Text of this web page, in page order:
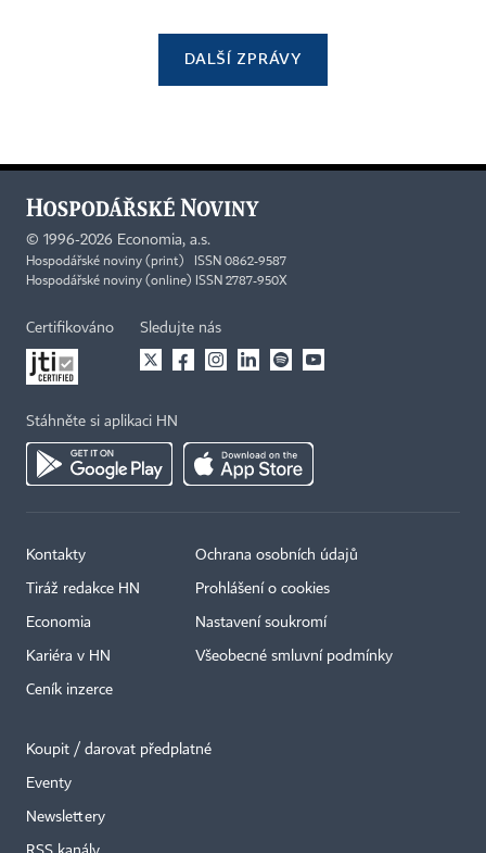
DALŠÍ ZPRÁVY
© 1996-2026 Economia, a.s.
Hospodářské noviny (print) ISSN 0862-9587
Hospodářské noviny (online) ISSN 2787-950X
Certifikováno Sledujte nás
Stáhněte si aplikaci HN
Kontakty
Tiráž redakce HN
Economia
Kariéra v HN
Ceník inzerce
Ochrana osobních údajů
Prohlášení o cookies
Nastavení soukromí
Všeobecné smluvní podmínky
Koupit / darovat předplatné
Eventy
Newslettery